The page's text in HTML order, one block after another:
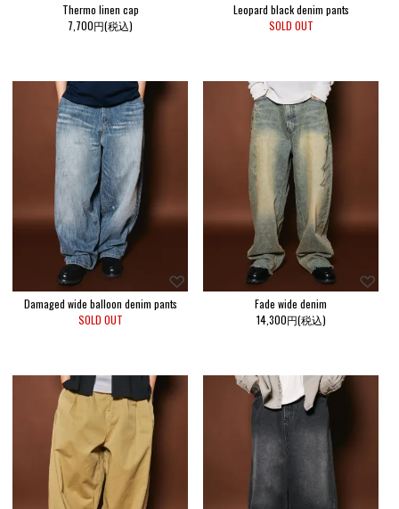
Thermo linen cap
7,700円(税込)
Leopard black denim pants
SOLD OUT
Damaged wide balloon denim pants
SOLD OUT
Fade wide denim
14,300円(税込)